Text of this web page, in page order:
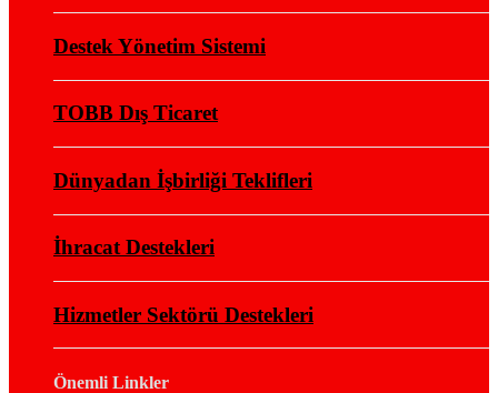
Destek Yönetim Sistemi
TOBB Dış Ticaret
Dünyadan İşbirliği Teklifleri
İhracat Destekleri
Hizmetler Sektörü Destekleri
Önemli Linkler